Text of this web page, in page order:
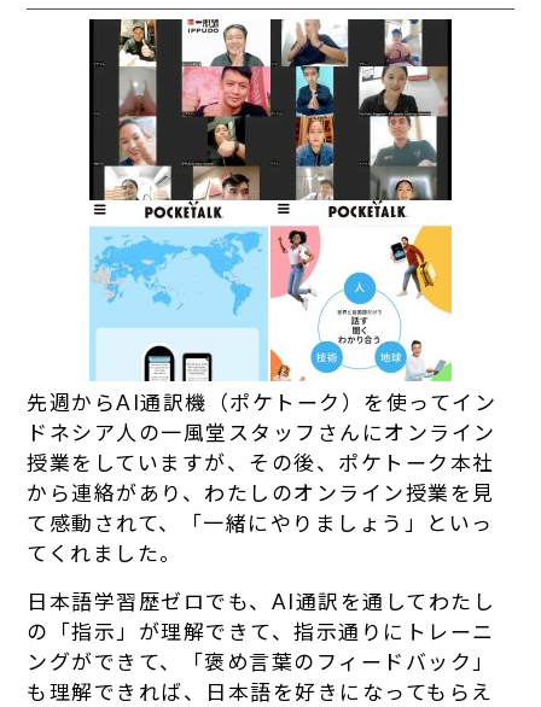
先週からAI通訳機（ポケトーク）を使ってイン
ドネシア人の一風堂スタッフさんにオンライン
授業をしていますが、その後、ポケトーク本社
から連絡があり、わたしのオンライン授業を見
て感動されて、「一緒にやりましょう」といっ
てくれました。
日本語学習歴ゼロでも、AI通訳を通してわたし
の「指示」が理解できて、指示通りにトレーニ
ングができて、「褒め言葉のフィードバック」
も理解できれば、日本語を好きになってもらえ